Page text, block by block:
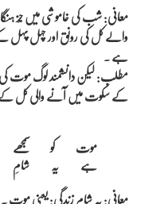
معانی: شب کی خاموشی میں جُز
والے کل کی رونق اور چہل پہل
ہے ۔
مطلب: لیکن دانشمند لوگ موت
کے سکوت میں آنے والی کل کے
موت کو سمجھے